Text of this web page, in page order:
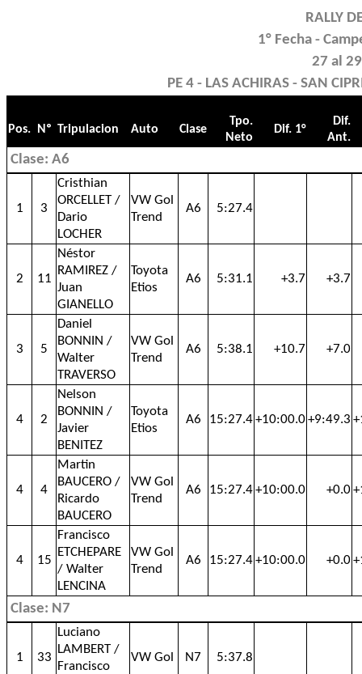
RALLY
1° Fecha -
27 al
PE 4 - LAS ACHIRAS - SAN
Pos. Nº Tripulacion Auto Clase
Tpo.
Neto
Dif. 1°
Dif.
Ant.
Clase: A6
1 3
Cristhian
ORCELLET /
Dario
LOCHER
VW Gol
Trend
A6 5:27.4
2 11
Néstor
RAMIREZ /
Juan
GIANELLO
Toyota
Etios
A6 5:31.1 +3.7 +3.7
3 5
Daniel
BONNIN /
Walter
TRAVERSO
VW Gol
Trend
A6 5:38.1 +10.7 +7.0
4 2
Nelson
BONNIN /
Javier
BENITEZ
Toyota
Etios
A6 15:27.4+10:00.0+9:49.3
4 4
Martin
BAUCERO /
Ricardo
BAUCERO
VW Gol
Trend
A6 15:27.4+10:00.0 +0.0
4 15
Francisco
ETCHEPARE
/ Walter
LENCINA
VW Gol
Trend
A6 15:27.4+10:00.0 +0.0
Clase: N7
1 33
Luciano
LAMBERT /
Francisco
VW Gol N7 5:37.8